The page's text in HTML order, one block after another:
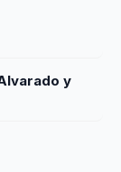
y